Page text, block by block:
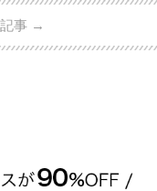
広くご紹介。 さらに、
リングの特徴や魅力 ・
事 →